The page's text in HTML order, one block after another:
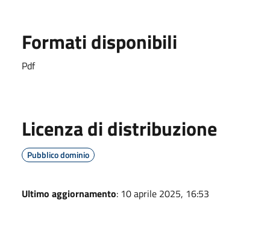
Formati disponibili
Pdf
Licenza di distribuzione
Pubblico dominio
Ultimo aggiornamento: 10 aprile 2025, 16:53